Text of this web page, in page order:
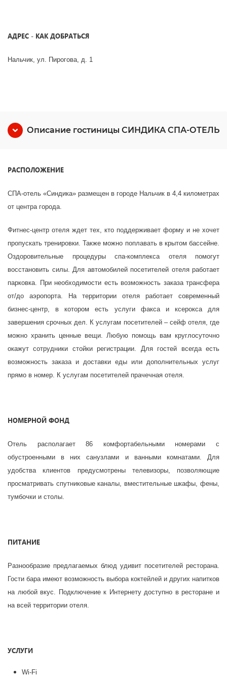
АДРЕС - КАК ДОБРАТЬСЯ
Нальчик, ул. Пирогова, д. 1
Описание гостиницы СИНДИКА СПА-ОТЕЛЬ
РАСПОЛОЖЕНИЕ
СПА-отель «Синдика» размещен в городе Нальчик в 4,4 километрах
от центра города.
Фитнес-центр отеля ждет тех, кто поддерживает форму и не хочет
пропускать тренировки. Также можно поплавать в крытом бассейне.
Оздоровительные процедуры спа-комплекса отеля помогут
восстановить силы. Для автомобилей посетителей отеля работает
парковка. При необходимости есть возможность заказа трансфера
от/до аэропорта. На территории отеля работает современный
бизнес-центр, в котором есть услуги факса и ксерокса для
завершения срочных дел. К услугам посетителей – сейф отеля, где
можно хранить ценные вещи. Любую помощь вам круглосуточно
окажут сотрудники стойки регистрации. Для гостей всегда есть
возможность заказа и доставки еды или дополнительных услуг
прямо в номер. К услугам посетителей прачечная отеля.
НОМЕРНОЙ ФОНД
Отель располагает 86 комфортабельными номерами с
обустроенными в них санузлами и ванными комнатами. Для
удобства клиентов предусмотрены телевизоры, позволяющие
просматривать спутниковые каналы, вместительные шкафы, фены,
тумбочки и столы.
ПИТАНИЕ
Разнообразие предлагаемых блюд удивит посетителей ресторана.
Гости бара имеют возможность выбора коктейлей и других напитков
на любой вкус. Подключение к Интернету доступно в ресторане и
на всей территории отеля.
УСЛУГИ
Wi-Fi